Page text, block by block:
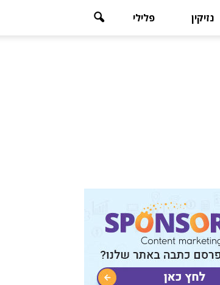
נזיקין פלילי